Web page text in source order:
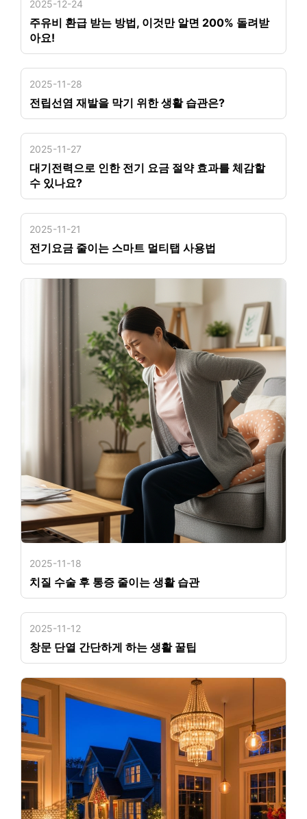
2025-12-24
주유비 환급 받는 방법, 이것만 알면 200% 돌려받
아요!
2025-11-28
전립선염 재발을 막기 위한 생활 습관은?
2025-11-27
대기전력으로 인한 전기 요금 절약 효과를 체감할
수 있나요?
2025-11-21
전기요금 줄이는 스마트 멀티탭 사용법
2025-11-18
치질 수술 후 통증 줄이는 생활 습관
2025-11-12
창문 단열 간단하게 하는 생활 꿀팁